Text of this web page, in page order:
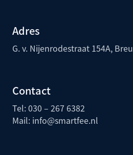
Adres
G. v. Nijenrodestraat 154A,
Contact
Tel: 030 – 267 6382
Mail: info@smartfee.nl